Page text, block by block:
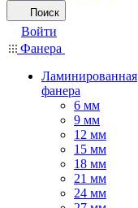
Поиск
Войти
Фанера
Ламинированная
фанера
6 мм
9 мм
12 мм
15 мм
18 мм
21 мм
24 мм